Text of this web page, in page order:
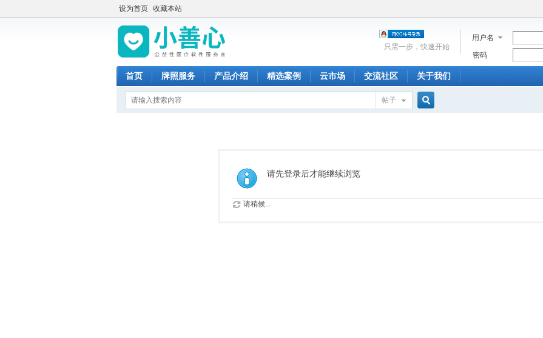
设为首页 收藏本站
用户名
密码
只需一步，快速开始
首页 牌照服务 产品介绍 精选案例 云市场 交流社区 关于我们
帖子
请先登录后才能继续浏览
请稍候...